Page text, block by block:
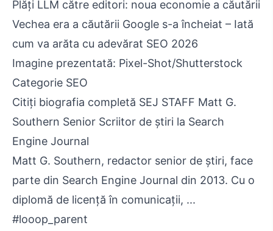
Plăți LLM către editori: noua economie a căutării
Vechea era a căutării Google s-a încheiat – Iată
cum va arăta cu adevărat SEO 2026
Imagine prezentată: Pixel-Shot/Shutterstock
Categorie SEO
Citiți biografia completă SEJ STAFF Matt G.
Southern Senior Scriitor de știri la Search
Engine Journal
Matt G. Southern, redactor senior de știri, face
parte din Search Engine Journal din 2013. Cu o
diplomă de licență în comunicații, ...
#looop_parent